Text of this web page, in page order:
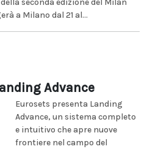
seconda edizione del Milan
a Milano dal 21 al...
Advance
Eurosets presenta Landing
Advance, un sistema completo
e intuitivo che apre nuove
frontiere nel campo del